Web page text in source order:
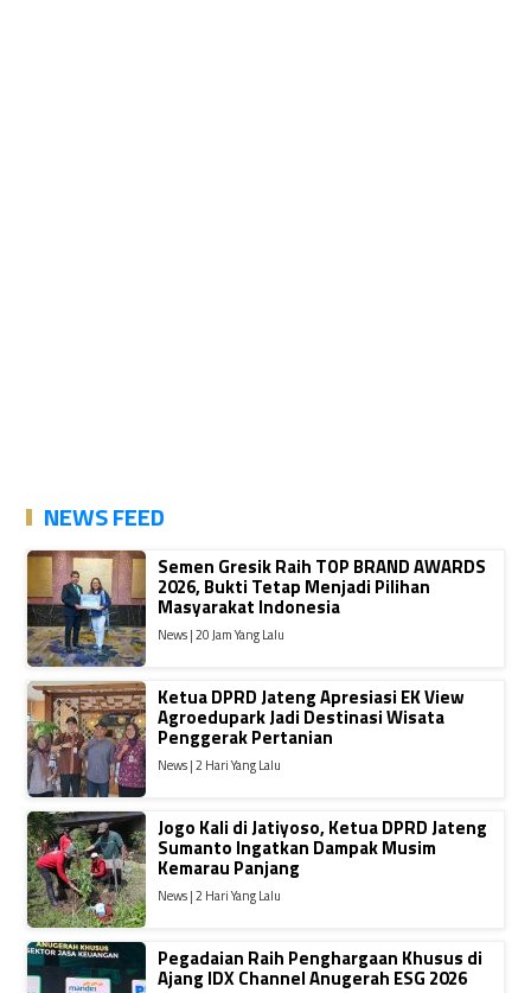
NEWS FEED
Semen Gresik Raih TOP BRAND AWARDS
2026, Bukti Tetap Menjadi Pilihan
Masyarakat Indonesia
News | 20 Jam Yang Lalu
Ketua DPRD Jateng Apresiasi EK View
Agroedupark Jadi Destinasi Wisata
Penggerak Pertanian
News | 2 Hari Yang Lalu
Jogo Kali di Jatiyoso, Ketua DPRD Jateng
Sumanto Ingatkan Dampak Musim
Kemarau Panjang
News | 2 Hari Yang Lalu
Pegadaian Raih Penghargaan Khusus di
Ajang IDX Channel Anugerah ESG 2026